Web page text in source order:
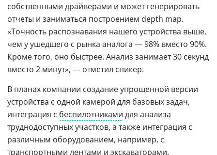
собственными драйверами и может генерировать
отчеты и заниматься построением depth map.
«Точность распознавания нашего устройства выше,
чем у ушедшего с рынка аналога — 98% вместо 90%.
Кроме того, оно быстрее. Анализ занимает 30 секунд
вместо 2 минут», — отметил спикер.
В планах компании создание упрощенной версии
устройства с одной камерой для базовых задач,
интеграция с беспилотниками для анализа
труднодоступных участков, а также интеграция с
различным оборудованием, например, с
транспортными лентами и экскаваторами.